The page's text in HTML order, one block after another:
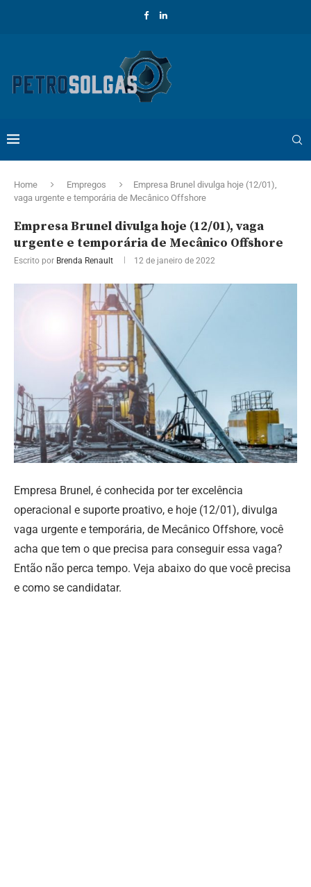
Home Empregos
Empresa Brunel divulga hoje (12/01),
vaga urgente e temporária de Mecânico Offshore
Empresa Brunel divulga hoje (12/01), vaga
urgente e temporária de Mecânico Offshore
Escrito por Brenda Renault 12 de janeiro de 2022
Empresa Brunel, é conhecida por ter excelência
operacional e suporte proativo, e hoje (12/01), divulga
vaga urgente e temporária, de Mecânico Offshore, você
acha que tem o que precisa para conseguir essa vaga?
Então não perca tempo. Veja abaixo do que você precisa
e como se candidatar.